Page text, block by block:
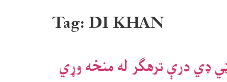
Tag:DI KHAN
ډي درې ترهګر له منځه وړي